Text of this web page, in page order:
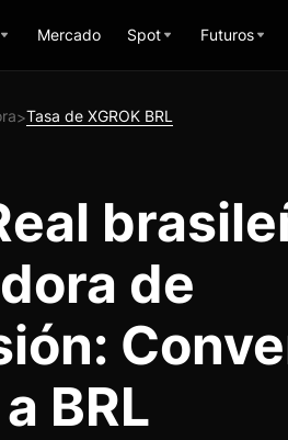
Mercado Spot Futuros
>Tasa de XGROK BRL
de
BRL